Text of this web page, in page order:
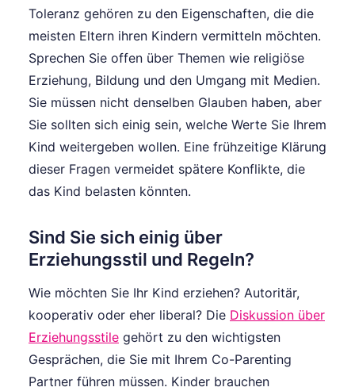
Toleranz gehören zu den Eigenschaften, die die
meisten Eltern ihren Kindern vermitteln möchten.
Sprechen Sie offen über Themen wie religiöse
Erziehung, Bildung und den Umgang mit Medien.
Sie müssen nicht denselben Glauben haben, aber
Sie sollten sich einig sein, welche Werte Sie Ihrem
Kind weitergeben wollen. Eine frühzeitige Klärung
dieser Fragen vermeidet spätere Konflikte, die
das Kind belasten könnten.
Sind Sie sich einig über
Erziehungsstil und Regeln?
Wie möchten Sie Ihr Kind erziehen? Autoritär,
kooperativ oder eher liberal? Die Diskussion über
Erziehungsstile gehört zu den wichtigsten
Gesprächen, die Sie mit Ihrem Co-Parenting
Partner führen müssen. Kinder brauchen